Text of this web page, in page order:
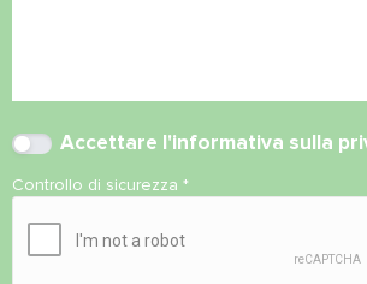
Accettare l'informativa sulla
Controllo di sicurezza *